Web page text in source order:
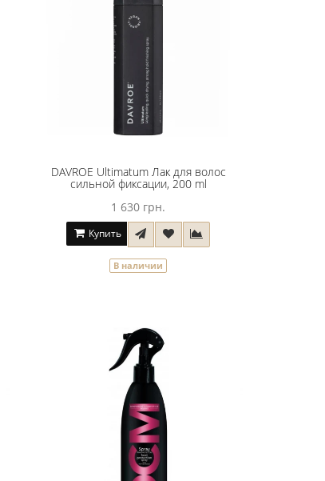
DAVROE Ultimatum Лак для волос
сильной фиксации, 200 ml
1 630 грн.
Купить
В наличии